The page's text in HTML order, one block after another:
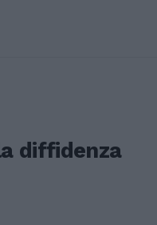
diffidenza